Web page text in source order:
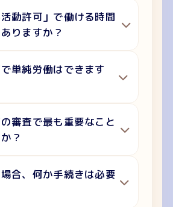
活動許可」で働ける時間
りますか？
単純労働はできます
審査で最も重要なこと
？
合、何か手続きは必要